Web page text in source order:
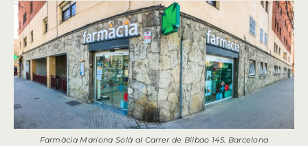
Farmàcia Mariona Solà al Carrer de Bilbao 145. Barcelona